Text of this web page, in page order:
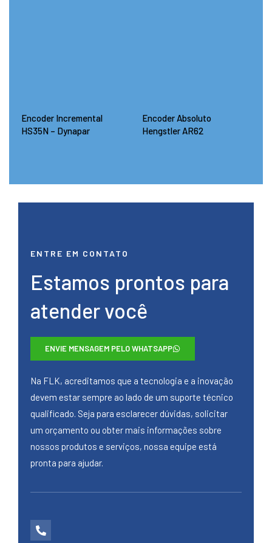
Encoder Incremental
HS35N – Dynapar
Encoder Absoluto
Hengstler AR62
ENTRE EM CONTATO
Estamos prontos para
atender você
ENVIE MENSAGEM PELO WHATSAPP
Na FLK, acreditamos que a tecnologia e a inovação
devem estar sempre ao lado de um suporte técnico
qualificado. Seja para esclarecer dúvidas, solicitar
um orçamento ou obter mais informações sobre
nossos produtos e serviços, nossa equipe está
pronta para ajudar.